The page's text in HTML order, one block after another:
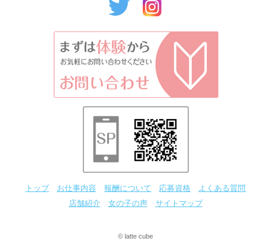
トップ お仕事内容 報酬について 応募資格
よくある質問
店舗紹介
女の子の声 サイトマップ
© latte cube